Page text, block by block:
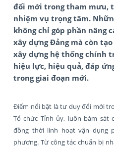
đổi mới trong tham mưu,
nhiệm vụ trọng tâm.
không chỉ góp phần nâng
xây dựng Đảng mà còn
xây dựng hệ thống chính
hiệu lực, hiệu quả, đáp
trong giai đoạn mới.
Điểm nổi bật là tư duy đổi mới
Tổ chức Tỉnh ủy, luôn bám sát
đồng thời linh hoạt vận dụng
phương. Từ công tác chuẩn bị